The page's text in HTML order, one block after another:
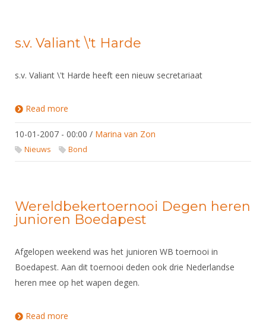
s.v. Valiant \'t Harde
s.v. Valiant \'t Harde heeft een nieuw secretariaat
Read more
10-01-2007 - 00:00 / Marina van Zon
Nieuws Bond
Wereldbekertoernooi Degen heren
junioren Boedapest
Afgelopen weekend was het junioren WB toernooi in
Boedapest. Aan dit toernooi deden ook drie Nederlandse
heren mee op het wapen degen.
Read more